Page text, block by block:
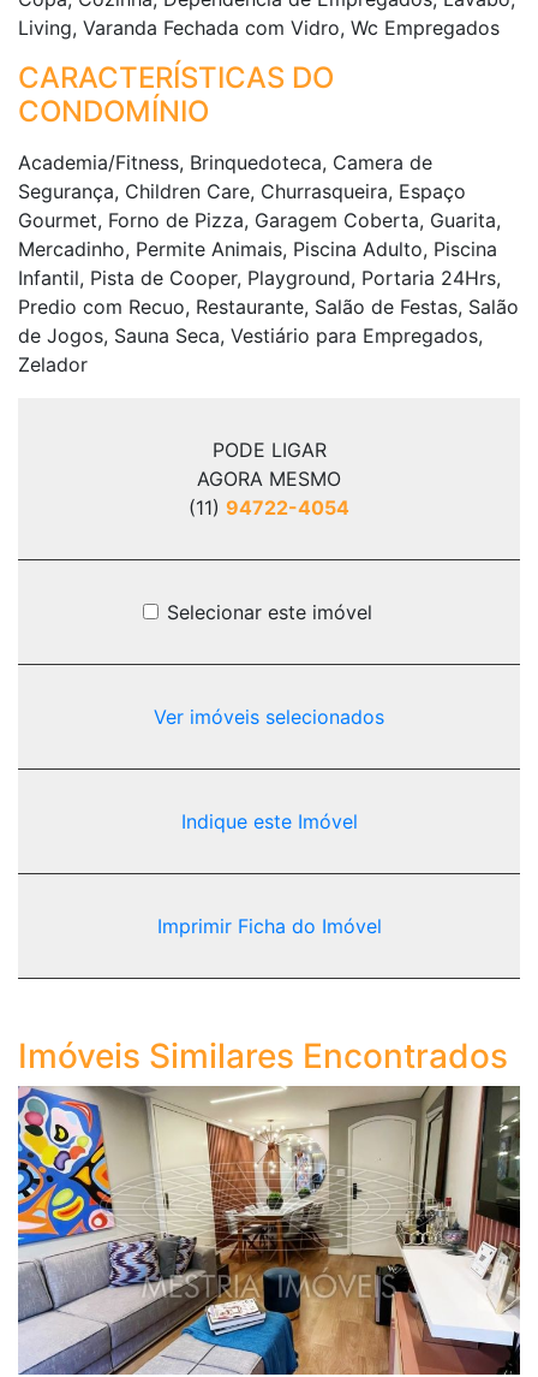
PODE LIGAR
AGORA MESMO
(11) 94722-4054
Selecionar este imóvel
Ver imóveis selecionados
Indique este Imóvel
Imprimir Ficha do Imóvel
Living, Varanda Fechada com Vidro, Wc Empregados
CARACTERÍSTICAS DO
CONDOMÍNIO
Academia/Fitness, Brinquedoteca, Camera de
Segurança, Children Care, Churrasqueira, Espaço
Gourmet, Forno de Pizza, Garagem Coberta, Guarita,
Mercadinho, Permite Animais, Piscina Adulto, Piscina
Infantil, Pista de Cooper, Playground, Portaria 24Hrs,
Predio com Recuo, Restaurante, Salão de Festas, Salão
de Jogos, Sauna Seca, Vestiário para Empregados,
Zelador
Imóveis Similares Encontrados